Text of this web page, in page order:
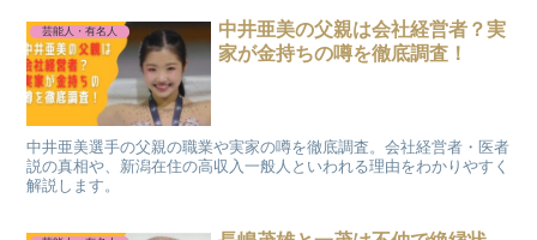
芸能人・有名人
中井亜美の父親は会社経営者？実
家が金持ちの噂を徹底調査！
中井亜美選手の父親の職業や実家の噂を徹底調査。会社経営者・医者
説の真相や、新潟在住の高収入一般人といわれる理由をわかりやすく
解説します。